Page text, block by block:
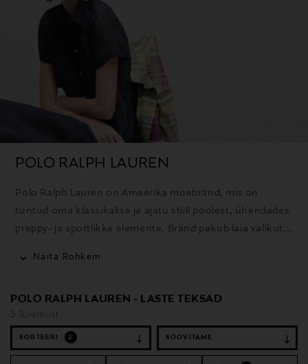
POLO RALPH LAUREN
Polo Ralph Lauren on Ameerika moebränd, mis on
tuntud oma klassikalise ja ajatu stiili poolest, ühendades
preppy- ja sportlikke elemente. Bränd pakub laia valikut
Näita Rohkem
POLO RALPH LAUREN - LASTE TEKSAD
3 Tulemust
SORTEERI 2